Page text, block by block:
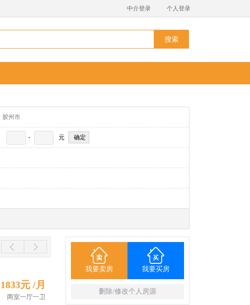
中介登录 个人登录
搜索
胶州市
- 元
1833元 /月
两室一厅一卫
我要卖房 我要买房
删除/修改个人房源